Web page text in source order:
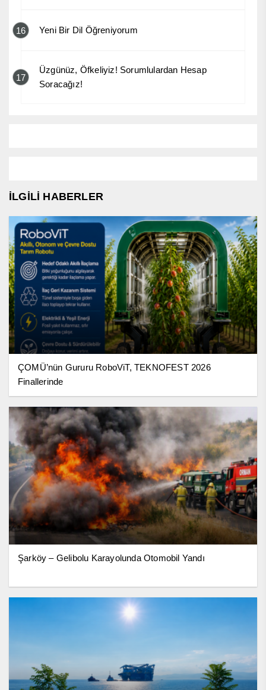
16 Yeni Bir Dil Öğreniyorum
17
Üzgünüz, Öfkeliyiz! Sorumlulardan Hesap
Soracağız!
İLGİLİ HABERLER
ÇOMÜ’nün Gururu RoboViT, TEKNOFEST 2026
Finallerinde
Şarköy – Gelibolu Karayolunda Otomobil Yandı